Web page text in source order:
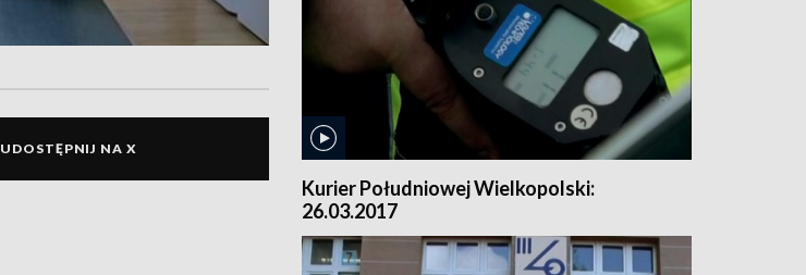
UDOSTĘPNIJ NA X
Kurier Południowej Wielkopolski:
26.03.2017